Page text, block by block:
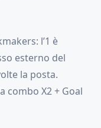
l’1 è
esterno del
la posta.
combo X2 + Goal